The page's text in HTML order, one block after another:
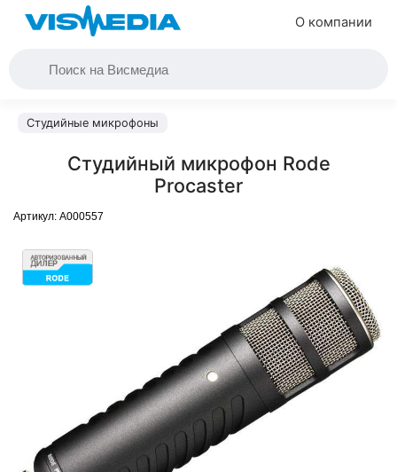
О компании
Студийные микрофоны
Студийный микрофон Rode
Procaster
Артикул: A000557